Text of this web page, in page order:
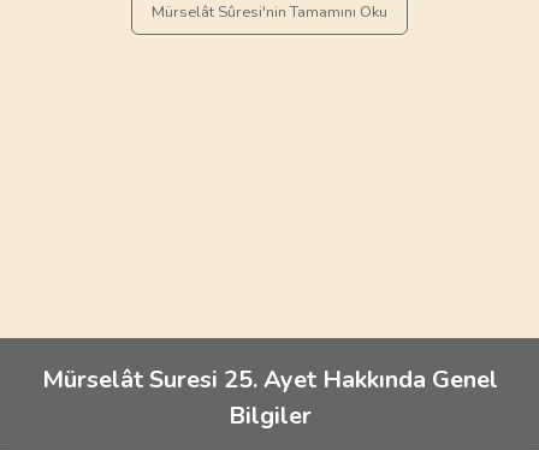
Mürselât Sûresi'nin Tamamını Oku
Mürselât Suresi 25. Ayet Hakkında Genel
Bilgiler